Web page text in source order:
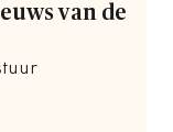
van de